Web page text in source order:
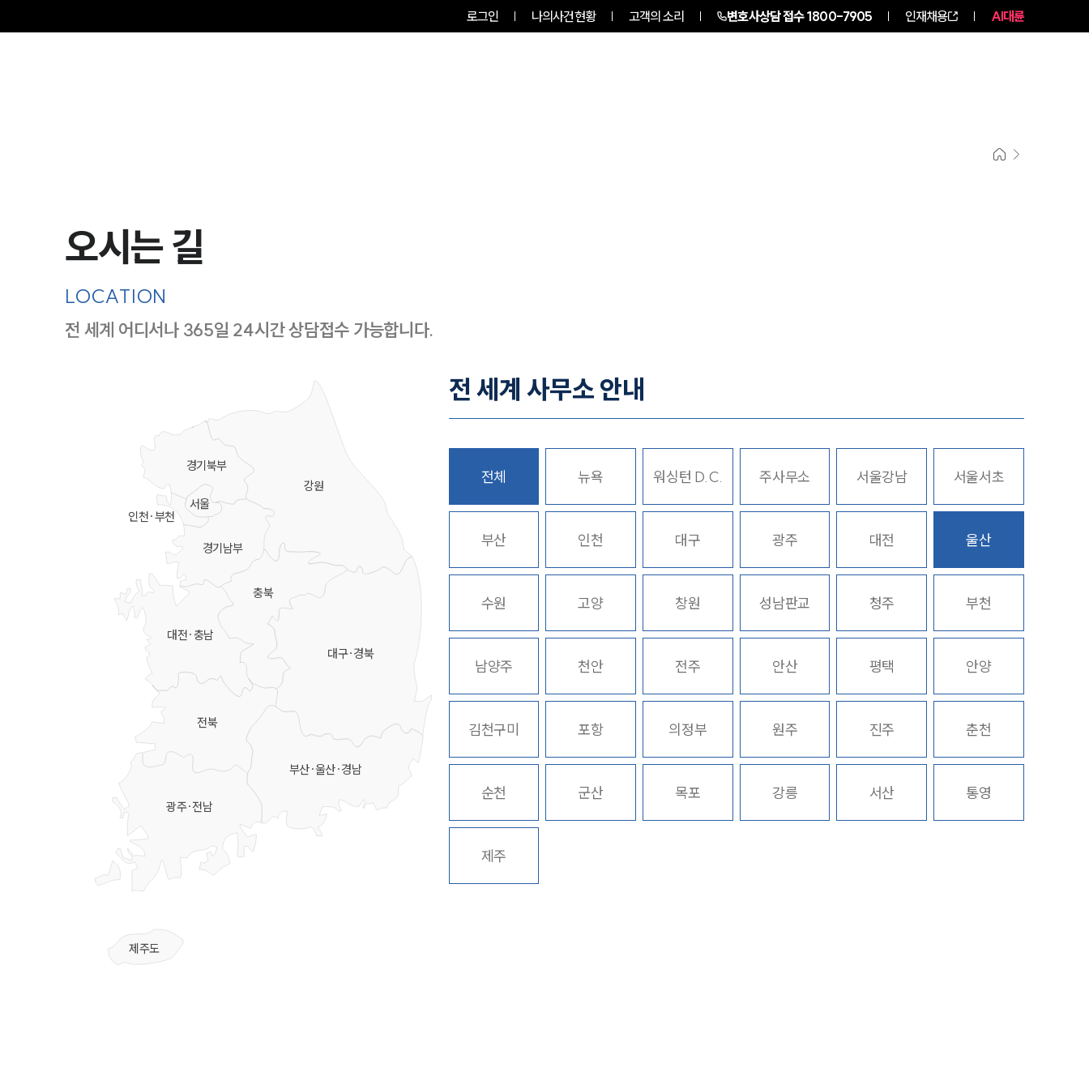
로그인 나의사건현황 고객의 소리 변호사상담 접수1800-7905 인재채용 AI대륜
주요 업무사례
사례분석/최신동향
법률정보
법률지식인
고객후기
업무분야
노동산재그룹 업무
전체
구성원 소개
노동산재전문변호사
오시는 길
LOCATION
전 세계 어디서나 365일 24시간 상담접수 가능합니다.
강원
충북
대전·충남
대구·경북
부산·울산·경남
전북
광주·전남
제주도
경기북부
경기남부
서울
인천·부천
전 세계 사무소 안내
전체 뉴욕 워싱턴 D.C. 주사무소 서울강남 서울서초
부산 인천 대구 광주 대전 울산
수원 고양 창원 성남판교 청주 부천
남양주 천안 전주 안산 평택 안양
김천구미 포항 의정부 원주 진주 춘천
순천 군산 목포 강릉 서산 통영
제주